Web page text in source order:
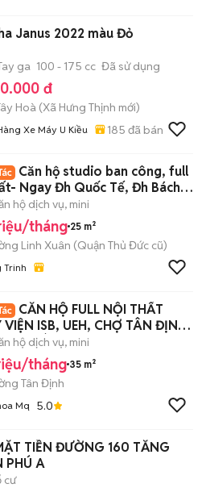
Janus 2022 màu Đỏ
ga 100 - 175 cc Đã sử dụng
đ
Hoà (Xã Hưng Thịnh mới)
Cửa Hàng Xe Máy U Kiều 185 đã bán
Căn hộ studio ban công, full
Ngay Đh Quốc Tế, Đh Bách
hộ dịch vụ, mini
tháng 25 m²
Linh Xuân (Quận Thủ Đức cũ)
Trinh
CĂN HỘ FULL NỘI THẤT
VIỆN ISB, UEH, CHỢ TÂN ĐỊNH,
VĂN TÁM
hộ dịch vụ, mini
tháng 35 m²
Tân Định
Mq 5.0
TIỀN ĐƯỜNG 160 TĂNG
PHÚ A
cư